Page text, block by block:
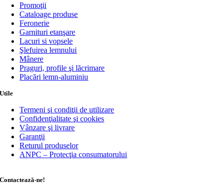
Promoţii
Cataloage produse
Feronerie
Garnituri etanşare
Lacuri si vopsele
Şlefuirea lemnului
Mânere
Praguri, profile şi lăcrimare
Placări lemn-aluminiu
Utile
Termeni şi condiţii de utilizare
Confidenţialitate şi cookies
Vânzare şi livrare
Garanţii
Returul produselor
ANPC – Protecţia consumatorului
Contactează-ne!